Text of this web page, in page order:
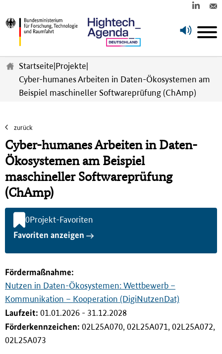
Startseite Projekte
Cyber-humanes Arbeiten in Daten-Ökosystemen am
Beispiel maschineller Softwareprüfung (ChAmp)
zurück
Cyber-humanes Arbeiten in Daten-
Ökosystemen am Beispiel
maschineller Softwareprüfung
(ChAmp)
0Projekt-Favoriten
Favoriten anzeigen
Fördermaßnahme:
Nutzen in Daten-Ökosystemen: Wettbewerb –
Kommunikation – Kooperation (DigiNutzenDat)
Laufzeit: 01.01.2026 - 31.12.2028
Förderkennzeichen: 02L25A070, 02L25A071, 02L25A072,
02L25A073